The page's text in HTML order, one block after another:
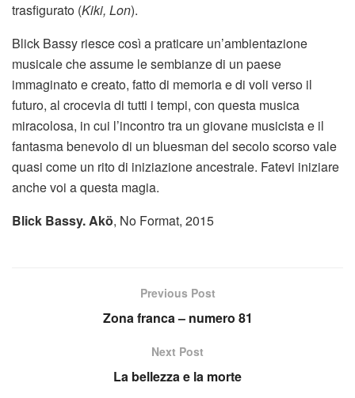
trasfigurato (Kiki, Lon).
Blick Bassy riesce così a praticare un’ambientazione
musicale che assume le sembianze di un paese
immaginato e creato, fatto di memoria e di voli verso il
futuro, al crocevia di tutti i tempi, con questa musica
miracolosa, in cui l’incontro tra un giovane musicista e il
fantasma benevolo di un bluesman del secolo scorso vale
quasi come un rito di iniziazione ancestrale. Fatevi iniziare
anche voi a questa magia.
Blick Bassy. Akö, No Format, 2015
Previous Post
Zona franca – numero 81
Next Post
La bellezza e la morte